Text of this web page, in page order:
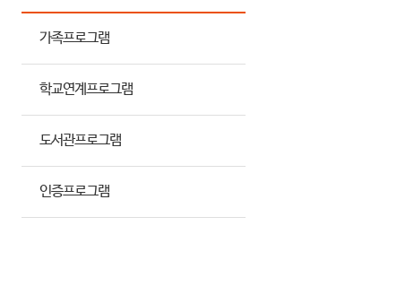
가족프로그램
학교연계프로그램
도서관프로그램
인증프로그램